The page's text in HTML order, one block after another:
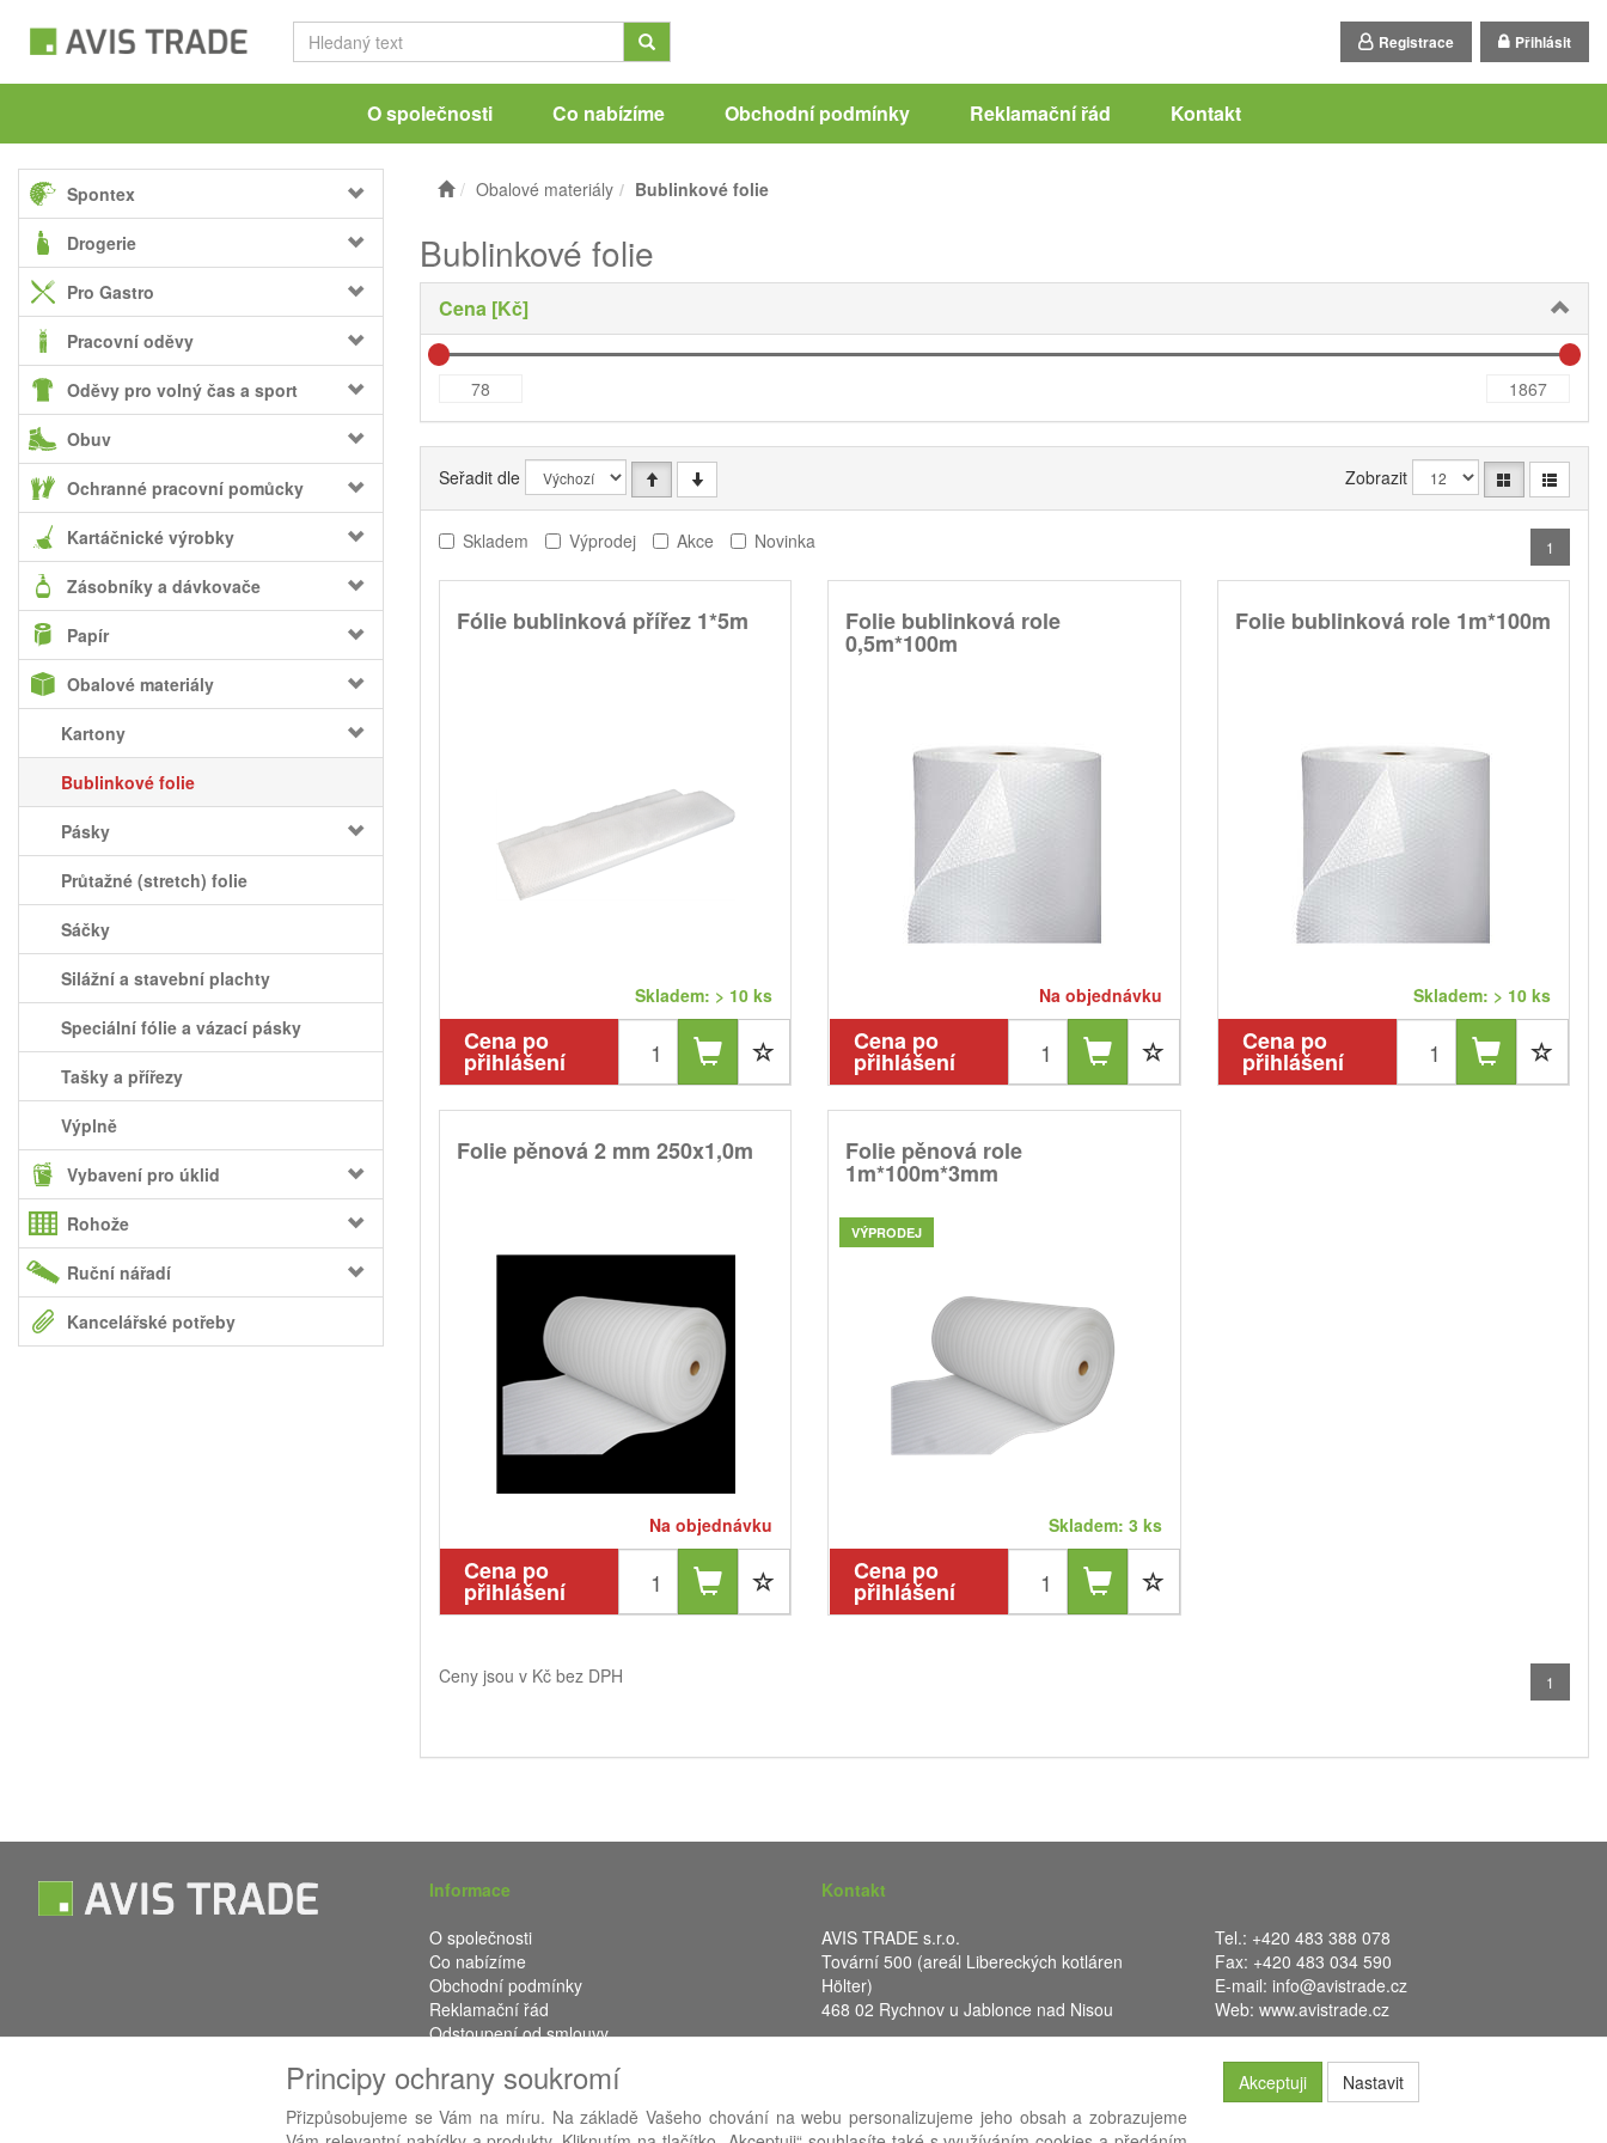
Registrace Přihlásit
O společnosti Co nabízíme Obchodní podmínky Reklamační řád Kontakt
Spontex
Drogerie
Pro Gastro
Pracovní oděvy
Oděvy pro volný čas a sport
Obuv
Ochranné pracovní pomůcky
Kartáčnické výrobky
Zásobníky a dávkovače
Papír
Obalové materiály
Kartony
Bublinkové folie
Pásky
Průtažné (stretch) folie
Sáčky
Silážní a stavební plachty
Speciální fólie a vázací pásky
Tašky a přířezy
Výplně
Vybavení pro úklid
Rohože
Ruční nářadí
Kancelářské potřeby
Obalové materiály Bublinkové folie
Bublinkové folie
Cena [Kč]
Seřadit dle Zobrazit
Skladem Výprodej Akce Novinka 1
Fólie bublinková přířez 1*5m
Skladem: > 10 ks
Cena po
přihlášení
Folie bublinková role
0,5m*100m
Na objednávku
Cena po
přihlášení
Folie bublinková role 1m*100m
Skladem: > 10 ks
Cena po
přihlášení
Folie pěnová 2 mm 250x1,0m
Na objednávku
Cena po
přihlášení
Folie pěnová role
1m*100m*3mm
VÝPRODEJ
Skladem: 3 ks
Cena po
přihlášení
Ceny jsou v Kč bez DPH 1
Informace
O společnosti
Co nabízíme
Obchodní podmínky
Reklamační řád
Odstoupení od smlouvy
Kontakt
AVIS TRADE s.r.o.
Tovární 500 (areál Libereckých kotláren
Hölter)
468 02 Rychnov u Jablonce nad Nisou
Tel.: +420 483 388 078
Fax: +420 483 034 590
E-mail: info@avistrade.cz
Web: www.avistrade.cz
Principy ochrany soukromí
Přizpůsobujeme se Vám na míru. Na základě Vašeho chování na webu personalizujeme jeho obsah a zobrazujeme
Akceptuji Nastavit